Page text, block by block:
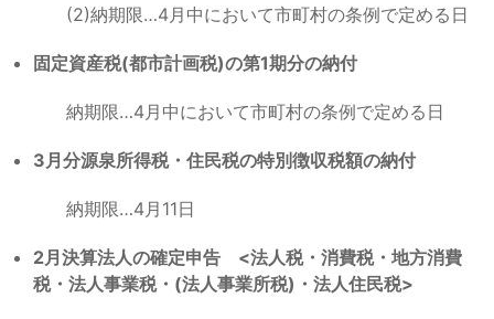
(2)納期限…4月中において市町村の条例で定める日
固定資産税(都市計画税)の第1期分の納付
納期限…4月中において市町村の条例で定める日
3月分源泉所得税・住民税の特別徴収税額の納付
納期限…4月11日
2月決算法人の確定申告 <法人税・消費税・地方消費
税・法人事業税・(法人事業所税)・法人住民税>